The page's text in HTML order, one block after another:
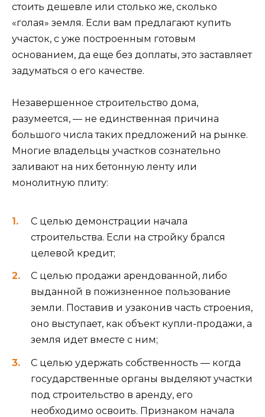
стоить дешевле или столько же, сколько
«голая» земля. Если вам предлагают купить
участок, с уже построенным готовым
основанием, да еще без доплаты, это заставляет
задуматься о его качестве.
Незавершенное строительство дома,
разумеется, — не единственная причина
большого числа таких предложений на рынке.
Многие владельцы участков сознательно
заливают на них бетонную ленту или
монолитную плиту:
С целью демонстрации начала
строительства. Если на стройку брался
целевой кредит;
С целью продажи арендованной, либо
выданной в пожизненное пользование
земли. Поставив и узаконив часть строения,
оно выступает, как объект купли-продажи, а
земля идет вместе с ним;
С целью удержать собственность — когда
государственные органы выделяют участки
под строительство в аренду, его
необходимо освоить. Признаком начала